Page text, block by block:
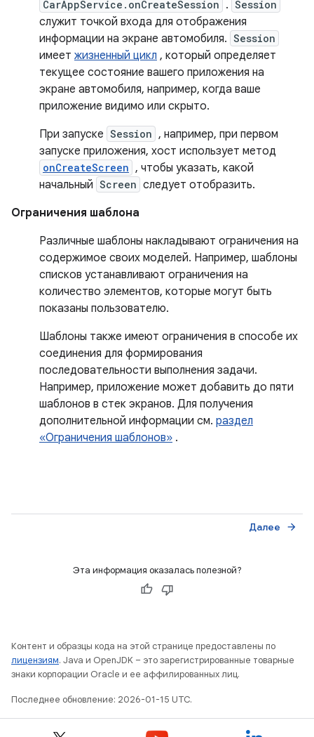
CarAppService.onCreateSession . Session
служит точкой входа для отображения
информации на экране автомобиля. Session
имеет жизненный цикл , который определяет
текущее состояние вашего приложения на
экране автомобиля, например, когда ваше
приложение видимо или скрыто.
При запуске Session , например, при первом
запуске приложения, хост использует метод
onCreateScreen , чтобы указать, какой
начальный Screen следует отобразить.
Ограничения шаблона
Различные шаблоны накладывают ограничения на
содержимое своих моделей. Например, шаблоны
списков устанавливают ограничения на
количество элементов, которые могут быть
показаны пользователю.
Шаблоны также имеют ограничения в способе их
соединения для формирования
последовательности выполнения задачи.
Например, приложение может добавить до пяти
шаблонов в стек экранов. Для получения
дополнительной информации см. раздел
«Ограничения шаблонов» .
Далее arrow_forward
Эта информация оказалась полезной?
Контент и образцы кода на этой странице предоставлены по
лицензиям. Java и OpenJDK – это зарегистрированные товарные
знаки корпорации Oracle и ее аффилированных лиц.
Последнее обновление: 2026-01-15 UTC.